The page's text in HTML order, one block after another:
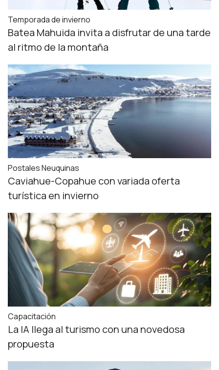
Temporada de invierno
Batea Mahuida invita a disfrutar de una tarde
al ritmo de la montaña
Postales Neuquinas
Caviahue-Copahue con variada oferta
turística en invierno
Capacitación
La IA llega al turismo con una novedosa
propuesta